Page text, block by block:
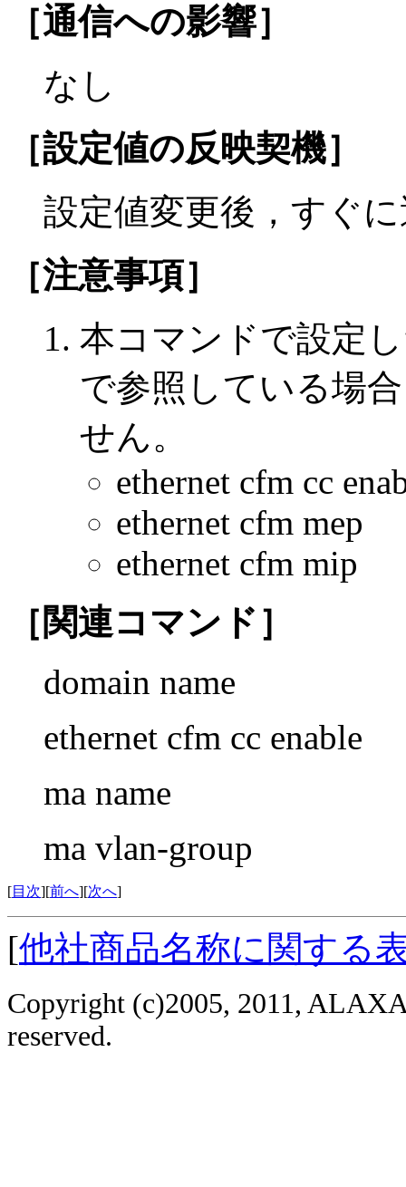
［通信への影響］
なし
［設定値の反映契機］
設定値変更後，すぐ
［注意事項］
本コマンドで設定
で参照している場
せん。
ethernet cfm cc
ethernet cfm mep
ethernet cfm mip
［関連コマンド］
domain name
ethernet cfm cc enable
ma name
ma vlan-group
[目次][前へ][次へ]
[他社商品名称に関する
Copyright (c)2005, 2011,
reserved.